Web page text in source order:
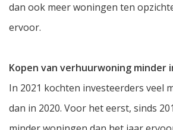
dan ook meer woningen ten
ervoor.
Kopen van verhuurwoning minder
In 2021 kochten investeerders veel
dan in 2020. Voor het eerst, sinds